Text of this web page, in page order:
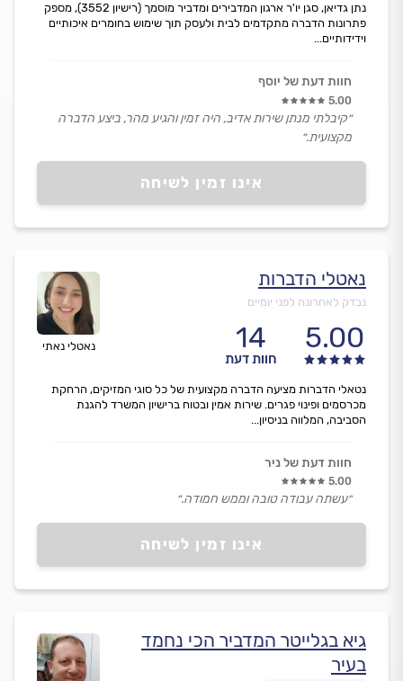
אינו זמין לשיחה
נתן גדיאן, סגן יו'ר ארגון המדבירים ומדביר מוסמך (רישיון 3552), מספק
פתרונות הדברה מתקדמים לבית ולעסק תוך שימוש בחומרים איכותיים
וידידותיים...
חוות דעת של יוסף
5.00
״קיבלתי מנתן שירות אדיב, היה זמין והגיע מהר, ביצע הדברה
מקצועית.״
נאטלי נאתי
נאטלי הדברות
נבדק לאחרונה לפני יומיים
5.00
14
חוות דעת
אינו זמין לשיחה
נטאלי הדברות מציעה הדברה מקצועית של כל סוגי המזיקים, הרחקת
מכרסמים ופינוי פגרים. שירות אמין ובטוח ברישיון המשרד להגנת
הסביבה, המלווה בניסיון...
חוות דעת של ניר
5.00
״עשתה עבודה טובה וממש חמודה.״
גיא בגלייטר המדביר הכי נחמד
בעיר